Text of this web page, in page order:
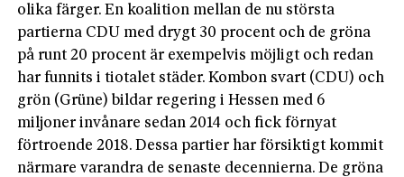
olika färger. En koalition mellan de nu största
partierna CDU med drygt 30 procent och de gröna
på runt 20 procent är exempelvis möjligt och redan
har funnits i tiotalet städer. Kombon svart (CDU) och
grön (Grüne) bildar regering i Hessen med 6
miljoner invånare sedan 2014 och fick förnyat
förtroende 2018. Dessa partier har försiktigt kommit
närmare varandra de senaste decennierna. De gröna